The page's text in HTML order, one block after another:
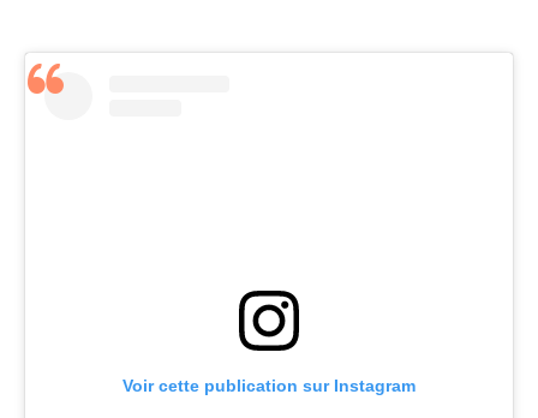
Voir cette publication sur Instagram